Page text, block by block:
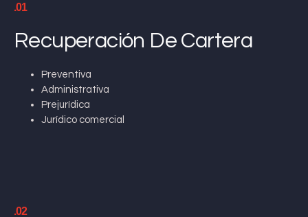
.01
Recuperación De Cartera
Preventiva
Administrativa
Prejurídica
Jurídico comercial
.02